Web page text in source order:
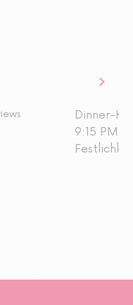
Dinner-
9:15 PM -